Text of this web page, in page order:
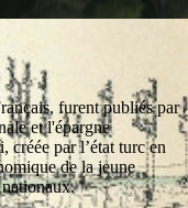
furent publiés par
et l'épargne
par l’état turc en
de la jeune